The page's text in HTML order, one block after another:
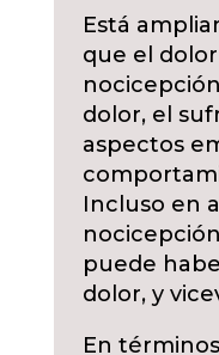
Está
que el
dolor, el
aspectos
Incluso en
puede
dolor, y
En